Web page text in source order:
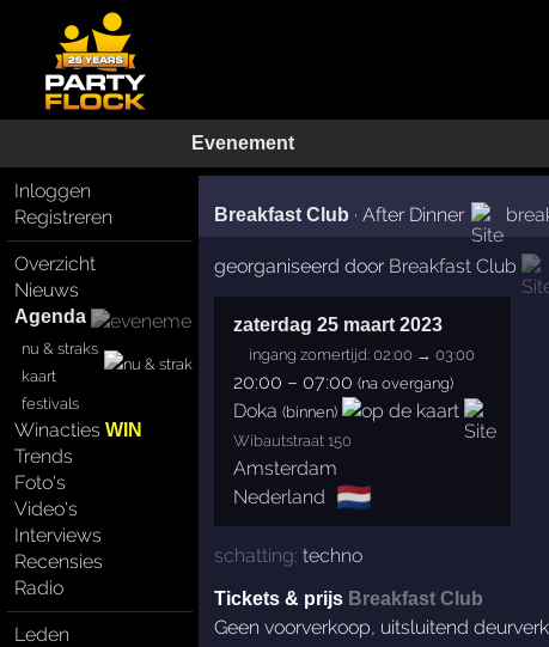
Evenement
Inloggen
Registreren
Overzicht
Nieuws
Agenda
nu & straks
kaart
festivals
WinactiesWIN
Trends
Foto's
Video's
Interviews
Recensies
Radio
Leden
Breakfast Club · After Dinner
georganiseerd door Breakfast Club
zaterdag 25 maart 2023
ingang zomertijd: 02:00 → 03:00
20:00 – 07:00 (na overgang)
Doka (binnen)
Wibautstraat 150
Amsterdam
Nederland 🇳🇱
schatting: techno
Tickets & prijs Breakfast Club
Geen voorverkoop, uitsluitend